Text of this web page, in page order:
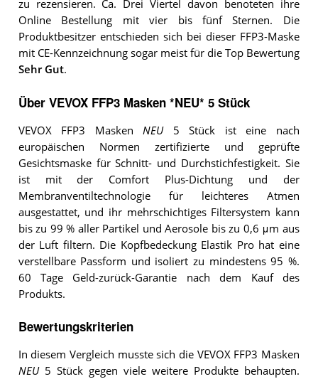
zu rezensieren. Ca. Drei Viertel davon benoteten ihre
Online Bestellung mit vier bis fünf Sternen. Die
Produktbesitzer entschieden sich bei dieser FFP3-Maske
mit CE-Kennzeichnung sogar meist für die Top Bewertung
Sehr Gut.
Über VEVOX FFP3 Masken *NEU* 5 Stück
VEVOX FFP3 Masken NEU5 Stück ist eine nach
europäischen Normen zertifizierte und geprüfte
Gesichtsmaske für Schnitt- und Durchstichfestigkeit. Sie
ist mit der Comfort Plus-Dichtung und der
Membranventiltechnologie für leichteres Atmen
ausgestattet, und ihr mehrschichtiges Filtersystem kann
bis zu 99 % aller Partikel und Aerosole bis zu 0,6 μm aus
der Luft filtern. Die Kopfbedeckung Elastik Pro hat eine
verstellbare Passform und isoliert zu mindestens 95 %.
60 Tage Geld-zurück-Garantie nach dem Kauf des
Produkts.
Bewertungskriterien
In diesem Vergleich musste sich die VEVOX FFP3 Masken
NEU5 Stück gegen viele weitere Produkte behaupten.